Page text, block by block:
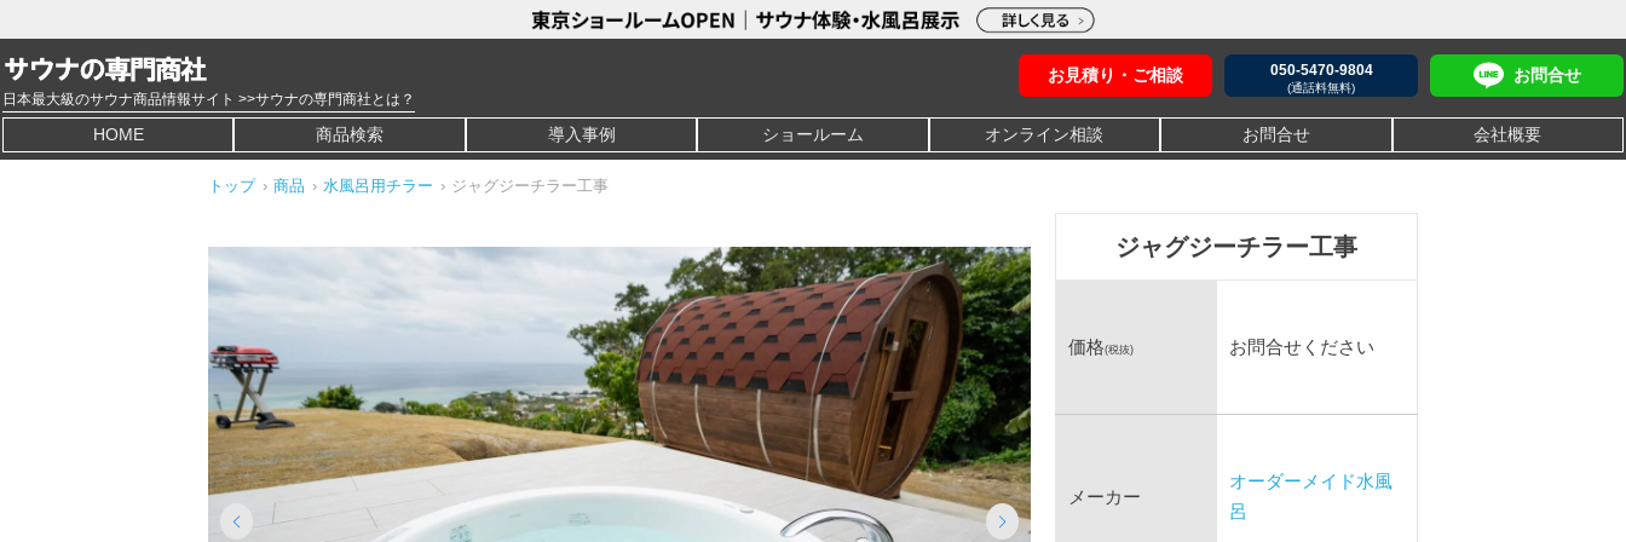
日本最大級のサウナ商品情報サイト >>サウナの専門商社とは？
お見積り・ご相談 050-5470-9804
(通話料無料)
お問合せ
HOME 商品検索 導入事例 ショールーム オンライン相談 お問合せ 会社概要
トップ › 商品 › 水風呂用チラー › ジャグジーチラー工事
ジャグジーチラー工事
価格(税抜) お問合せください
メーカー
オーダーメイド水風
呂